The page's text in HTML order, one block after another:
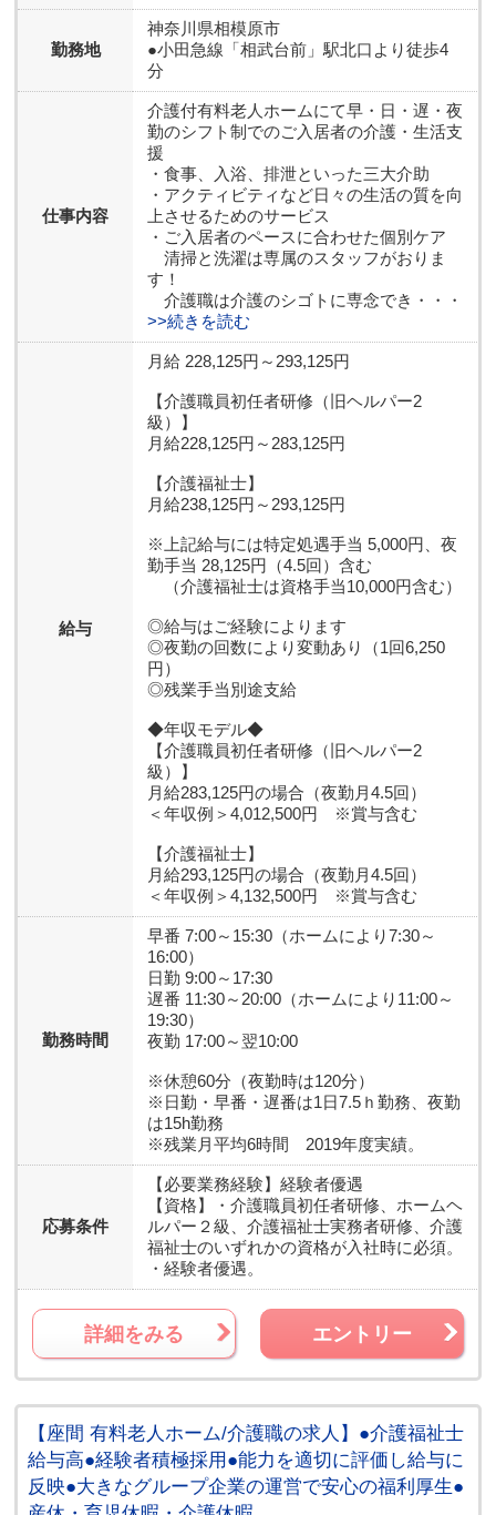
勤務地
神奈川県相模原市
●小田急線「相武台前」駅北口より徒歩4
分
仕事内容
介護付有料老人ホームにて早・日・遅・夜
勤のシフト制でのご入居者の介護・生活支
援
・食事、入浴、排泄といった三大介助
・アクティビティなど日々の生活の質を向
上させるためのサービス
・ご入居者のペースに合わせた個別ケア
清掃と洗濯は専属のスタッフがおりま
す！
介護職は介護のシゴトに専念でき・・・
>>続きを読む
給与
月給 228,125円～293,125円
【介護職員初任者研修（旧ヘルパー2
級）】
月給228,125円～283,125円
【介護福祉士】
月給238,125円～293,125円
※上記給与には特定処遇手当 5,000円、夜
勤手当 28,125円（4.5回）含む
（介護福祉士は資格手当10,000円含む）
◎給与はご経験によります
◎夜勤の回数により変動あり（1回6,250
円）
◎残業手当別途支給
◆年収モデル◆
【介護職員初任者研修（旧ヘルパー2
級）】
月給283,125円の場合（夜勤月4.5回）
＜年収例＞4,012,500円 ※賞与含む
【介護福祉士】
月給293,125円の場合（夜勤月4.5回）
＜年収例＞4,132,500円 ※賞与含む
勤務時間
早番 7:00～15:30（ホームにより7:30～
16:00）
日勤 9:00～17:30
遅番 11:30～20:00（ホームにより11:00～
19:30）
夜勤 17:00～翌10:00
※休憩60分（夜勤時は120分）
※日勤・早番・遅番は1日7.5ｈ勤務、夜勤
は15h勤務
※残業月平均6時間 2019年度実績。
応募条件
【必要業務経験】 経験者優遇
【資格】
・介護職員初任者研修、ホームヘ
ルパー２級、介護福祉士実務者研修、介護
福祉士のいずれかの資格が入社時に必須。
・経験者優遇。
詳細をみる エントリー
【座間 有料老人ホーム/介護職の求人】●介護福祉士
給与高●経験者積極採用●能力を適切に評価し給与に
反映●大きなグループ企業の運営で安心の福利厚生●